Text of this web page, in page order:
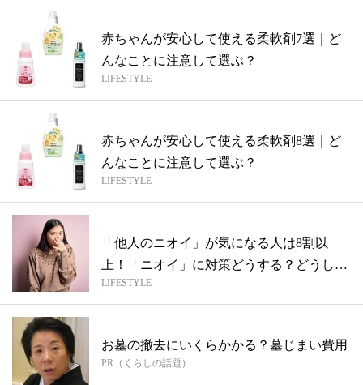
赤ちゃんが安心して使える柔軟剤7選｜ど
んなことに注意して選ぶ？
LIFESTYLE
赤ちゃんが安心して使える柔軟剤8選｜ど
んなことに注意して選ぶ？
LIFESTYLE
「他人のニオイ」が気になる人は8割以
上！「ニオイ」に対策どうする？どうして
る？
LIFESTYLE
お墓の撤去にいくらかかる？墓じまい費用
PR（くらしの話題）